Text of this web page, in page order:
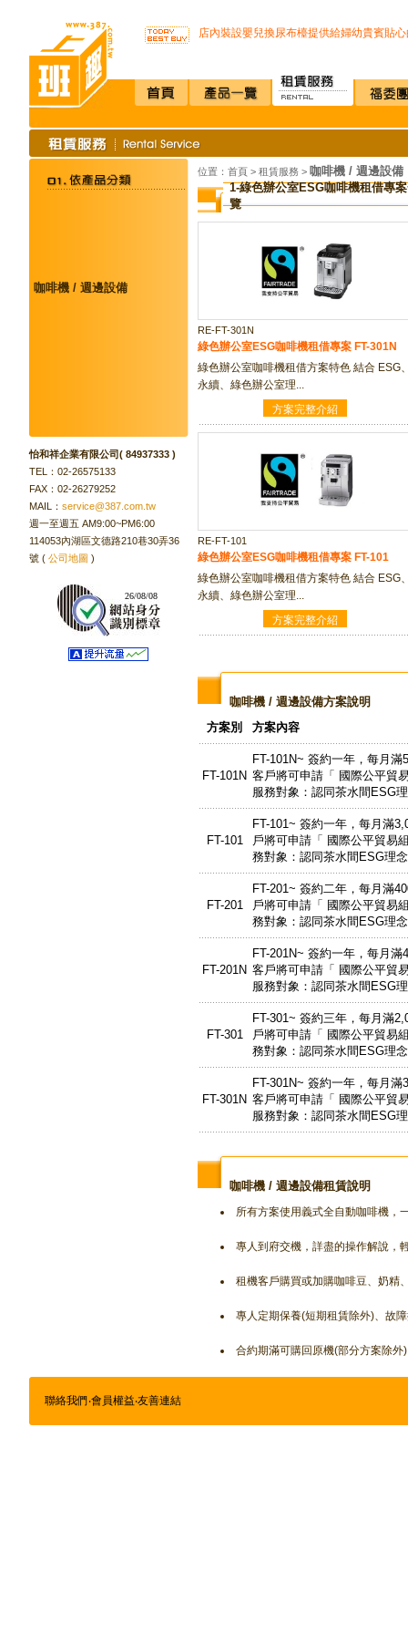
店內裝設嬰兒換尿布檯提供給婦幼貴賓貼
K3 Plus 全自動紅外線測溫儀(附立架) 預購
K387D全自動雙感溫酒精手部消毒機 升級
榮獲M.I.T台灣精品獎超省電的負離子節能
不再害怕上公司廁所~馬桶座墊紙讓您如廁
店內裝設嬰兒換尿布檯提供給婦幼貴賓貼
SSI -222R 吸頂式空氣淨化機讓你抵抗
開咖啡店不用買咖啡機Schaerer Coffee Art
K3 Plus 全自動紅外線測溫儀(附立架) 預購
K387D全自動雙感溫酒精手部消毒機 升級
唯一驗證過可有效抑制COVID-19的神器
通用型防疫透明面罩10入裝
咖啡機 / 週邊設備
怡和祥企業有限公司( 84937333 )
TEL：02-26575133
FAX：02-26279252
MAIL： service@387.com.tw
週一至週五 AM9:00~PM6:00
114053內湖區文德路210巷30弄36
號 ( 公司地圖 )
26/08/08
位置： 首頁> 租賃服務> 咖啡機 / 週邊設備
1-綠色辦公室ESG咖啡機租借專
覽
RE-FT-301N
綠色辦公室ESG咖啡機租借專案 FT-301N
綠色辦公室咖啡機租借方案特色 結合 ESG
永續、綠色辦公室理...
RE-FT-101
綠色辦公室ESG咖啡機租借專案 FT-101
綠色辦公室咖啡機租借方案特色 結合 ESG
永續、綠色辦公室理...
咖啡機 / 週邊設備方案說明
方案別
方案內容
FT-101N
FT-101N~ 簽約一年，每月
客戶將可申請「 國際公平貿
服務對象：認同茶水間ESG
FT-101
FT-101~ 簽約一年，每月滿
戶將可申請「 國際公平貿易
務對象：認同茶水間ESG理
FT-201
FT-201~ 簽約二年，每月滿
戶將可申請「 國際公平貿易
務對象：認同茶水間ESG理
FT-201N
FT-201N~ 簽約一年，每月
客戶將可申請「 國際公平貿
服務對象：認同茶水間ESG
FT-301
FT-301~ 簽約三年，每月滿
戶將可申請「 國際公平貿易
務對象：認同茶水間ESG理
FT-301N
FT-301N~ 簽約一年，每月
客戶將可申請「 國際公平貿
服務對象：認同茶水間ESG
咖啡機 / 週邊設備租賃說明
所有方案使用義式全自動咖啡機，
專人到府交機，詳盡的操作解說，
租機客戶購買或加購咖啡豆、奶精
專人定期保養(短期租賃除外)、故
合約期滿可購回原機(部分方案除外
聯絡我們 ‧會員權益‧友善連結